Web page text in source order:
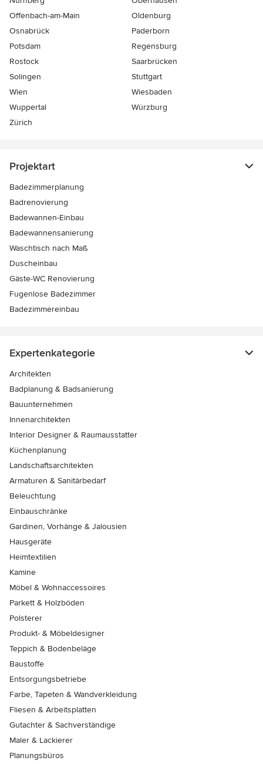
Offenbach-am-Main
Oldenburg
Osnabrück
Paderborn
Potsdam
Regensburg
Rostock
Saarbrücken
Solingen
Stuttgart
Wien
Wiesbaden
Wuppertal
Würzburg
Zürich
Projektart
Badezimmerplanung
Badrenovierung
Badewannen-Einbau
Badewannensanierung
Waschtisch nach Maß
Duscheinbau
Gäste-WC Renovierung
Fugenlose Badezimmer
Badezimmereinbau
Expertenkategorie
Architekten
Badplanung & Badsanierung
Bauunternehmen
Innenarchitekten
Interior Designer & Raumausstatter
Küchenplanung
Landschaftsarchitekten
Armaturen & Sanitärbedarf
Beleuchtung
Einbauschränke
Gardinen, Vorhänge & Jalousien
Hausgeräte
Heimtextilien
Kamine
Möbel & Wohnaccessoires
Parkett & Holzböden
Polsterer
Produkt- & Möbeldesigner
Teppich & Bodenbeläge
Baustoffe
Entsorgungsbetriebe
Farbe, Tapeten & Wandverkleidung
Fliesen & Arbeitsplatten
Gutachter & Sachverständige
Maler & Lackierer
Planungsbüros